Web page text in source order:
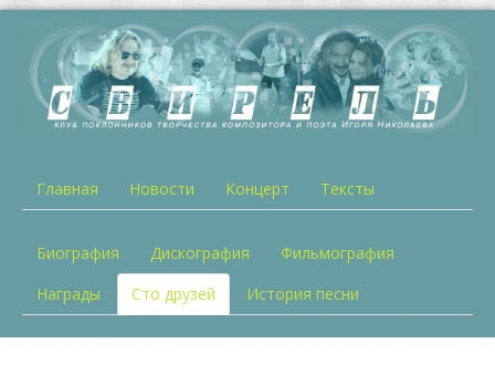
Главная Новости Концерт Тексты
Биография Дискография
Фильмография
Награды
Сто друзей История песни